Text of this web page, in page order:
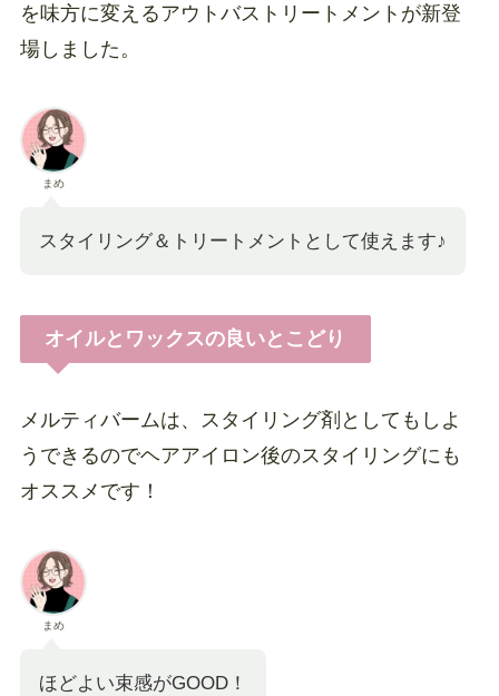
を味方に変えるアウトバストリートメントが新登
場しました。
まめ
スタイリング＆トリートメントとして使えます♪
オイルとワックスの良いとこどり
メルティバームは、スタイリング剤としてもしよ
うできるのでヘアアイロン後のスタイリングにも
オススメです！
まめ
ほどよい束感がGOOD！